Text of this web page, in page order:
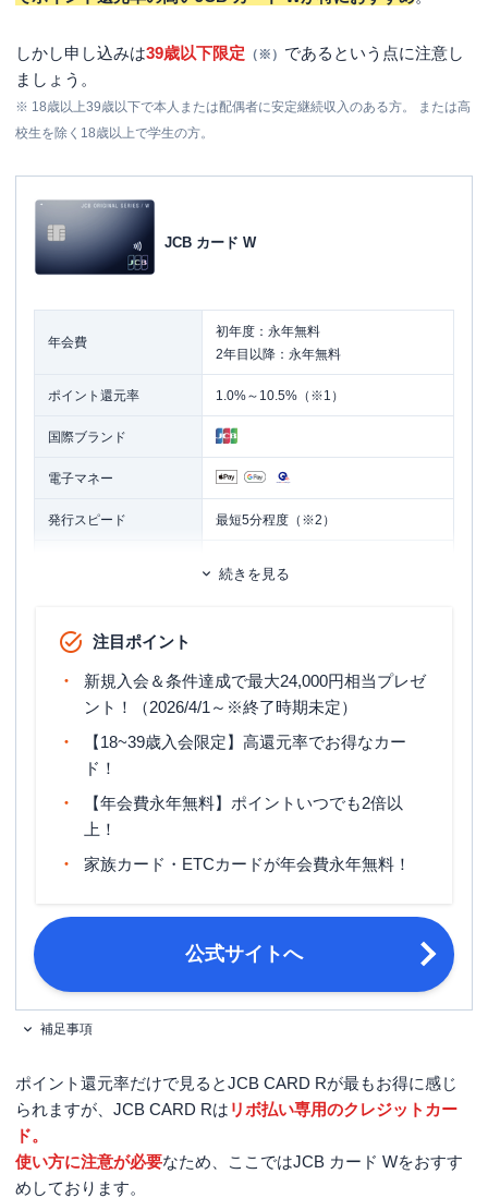
しかし申し込みは39歳以下限定 （※） であるという点に注意し
ましょう。
※ 18歳以上39歳以下で本人または配偶者に安定継続収入のある方。 または高
校生を除く18歳以上で学生の方。
JCB カード W
年会費
初年度：永年無料
2年目以降：永年無料
ポイント還元率 1.0%～10.5%（※1）
国際ブランド
電子マネー
発行スピード 最短5分程度（※2）
家族カード
ETCカード発行期間 最短1週間
マイル還元率（最大） 0.3％～0.78％
ポイント名
締め日・支払日 公式サイト参照
申し込み条件
方。または高校生を除く18歳以上で学
金融機関のスマホアプリやキャッシュ
の ・日本国内発行の運転免許証また
続きを見る
注目ポイント
新規入会＆条件達成で最大24,000円相当プレゼ
ント！（2026/4/1～※終了時期未定）
【18~39歳入会限定】高還元率でお得なカー
ド！
【年会費永年無料】ポイントいつでも2倍以
上！
家族カード・ETCカードが年会費永年無料！
公式サイトへ
補足事項
ポイント還元率だけで見るとJCB CARD Rが最もお得に感じ
られますが、JCB CARD Rは リボ払い専用のクレジットカー
ド。
使い方に注意が必要なため、ここではJCB カード Wをおすす
めしております。